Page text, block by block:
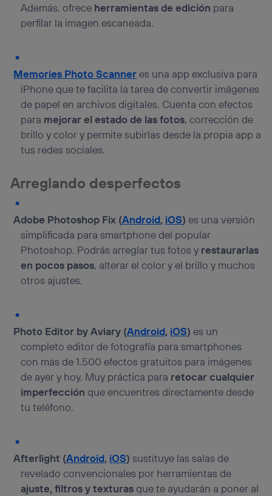
Además, ofrece herramientas de edición para
perfilar la imagen escaneada.
Memories Photo Scanneres una app exclusiva para
iPhone que te facilita la tarea de convertir imágenes
de papel en archivos digitales. Cuenta con efectos
para mejorar el estado de las fotos, corrección de
brillo y color y permite subirlas desde la propia app a
tus redes sociales.
Arreglando desperfectos
Adobe Photoshop Fix (Android, iOS) es una versión
simplificada para smartphone del popular
Photoshop. Podrás arreglar tus fotos y restaurarlas
en pocos pasos, alterar el color y el brillo y muchos
otros ajustes.
Photo Editor by Aviary (Android, iOS) es un
completo editor de fotografía para smartphones
con más de 1.500 efectos gratuitos para imágenes
de ayer y hoy. Muy práctica para retocar cualquier
imperfección que encuentres directamente desde
tu teléfono.
Afterlight (Android, iOS) sustituye las salas de
revelado convencionales por herramientas de
ajuste, filtros y texturasque te ayudarán a poner al